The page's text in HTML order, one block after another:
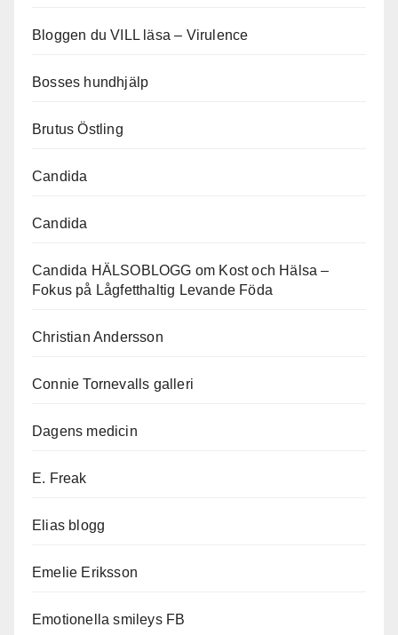
Bloggen du VILL läsa – Virulence
Bosses hundhjälp
Brutus Östling
Candida
Candida
Candida HÄLSOBLOGG om Kost och Hälsa –
Fokus på Lågfetthaltig Levande Föda
Christian Andersson
Connie Tornevalls galleri
Dagens medicin
E. Freak
Elias blogg
Emelie Eriksson
Emotionella smileys FB